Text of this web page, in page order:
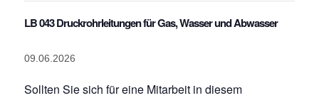
LB 043 Druckrohrleitungen für Gas, Wasser und Abwasser
09.06.2026
Sollten Sie sich für eine Mitarbeit in diesem